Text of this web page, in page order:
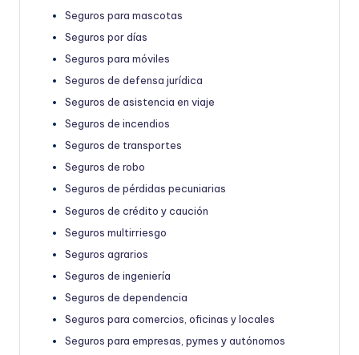
Seguros para mascotas
Seguros por días
Seguros para móviles
Seguros de defensa jurídica
Seguros de asistencia en viaje
Seguros de incendios
Seguros de transportes
Seguros de robo
Seguros de pérdidas pecuniarias
Seguros de crédito y caución
Seguros multirriesgo
Seguros agrarios
Seguros de ingeniería
Seguros de dependencia
Seguros para comercios, oficinas y locales
Seguros para empresas, pymes y autónomos